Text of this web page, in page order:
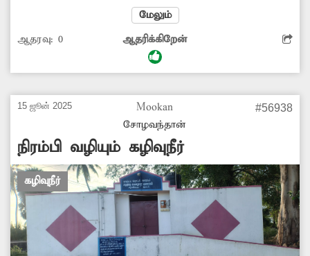
சில நாட்களாக சாலையில் வழிந்தோடுகிறது.
இதனால் அப்பகுதியில் அதிக துர்நாற்றம்
வீசுவதுடன் தொற்றுநோய் ஏற்படும் அபாயமும்
அதிகளவில் உள்ளது. எனவே சம்பந்தப்பட்ட
தூர்வாரி கழிவுநீர் சீராக செல்ல நடவடிக்கை
எடுப்பார்களா?
மேலும்
ஆதரவு: 0 ஆதரிக்கிறேன்
15 ஜூன் 2025
Mookan
சோழவந்தான்
#56938
நிரம்பி வழியும் கழிவுநீர்
கழிவுநீர்